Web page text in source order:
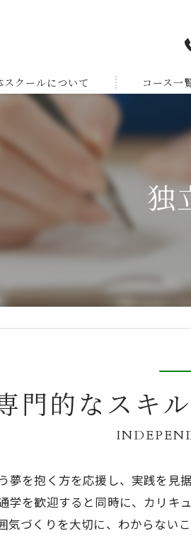
スクールについて
登録
体験談
コース一
独立開業し
副業から始め
家族を癒し
健康を学びた
独
門的なスキ
夢を抱く方を応援し、実践を
学を歓迎すると同時に、カリ
づくりを大切に、わからない